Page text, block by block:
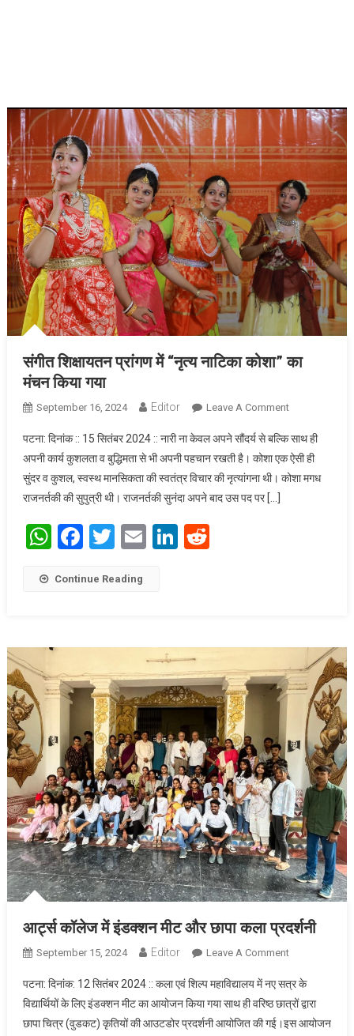
संगीत शिक्षायतन प्रांगण में “नृत्य नाटिका कोशा” का
मंचन किया गया
September 16, 2024 Editor Leave A CommentOn संगीत
प्रांगण में “नृत्य
नाटिका कोशा”
का मंचन किया
पटना: दिनांक :: 15 सितंबर 2024 :: नारी ना केवल अपने सौंदर्य से बल्कि साथ ही
अपनी कार्य कुशलता व बुद्धिमता से भी अपनी पहचान रखती है। कोशा एक ऐसी ही
सुंदर व कुशल, स्वस्थ मानसिकता की स्वतंत्र विचार की नृत्यांगना थी। कोशा मगध
राजनर्तकी की सुपुत्री थी। राजनर्तकी सुनंदा अपने बाद उस पद पर […]
WhatsApp
Facebook
Twitter
EmailLinkedIn
Reddit
Continue Reading
आर्ट्स कॉलेज में इंडक्शन मीट और छापा कला प्रदर्शनी
September 15, 2024 Editor Leave A CommentOn आर्ट्स
इंडक्शन मीट
और छापा कला
प्रदर्शनी
पटना: दिनांक: 12 सितंबर 2024 :: कला एवं शिल्प महाविद्यालय में नए सत्र के
विद्यार्थियों के लिए इंडक्शन मीट का आयोजन किया गया साथ ही वरिष्ठ छात्रों द्वारा
छापा चित्र (वुडकट) कृतियों की आउटडोर प्रदर्शनी आयोजित की गई।इस आयोजन